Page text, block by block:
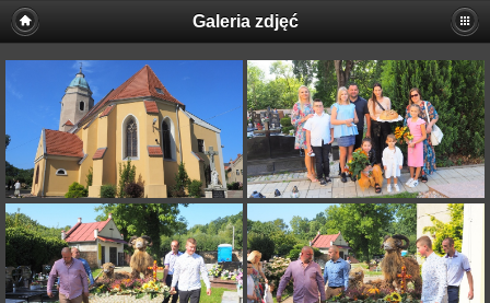
Galeria zdjęć